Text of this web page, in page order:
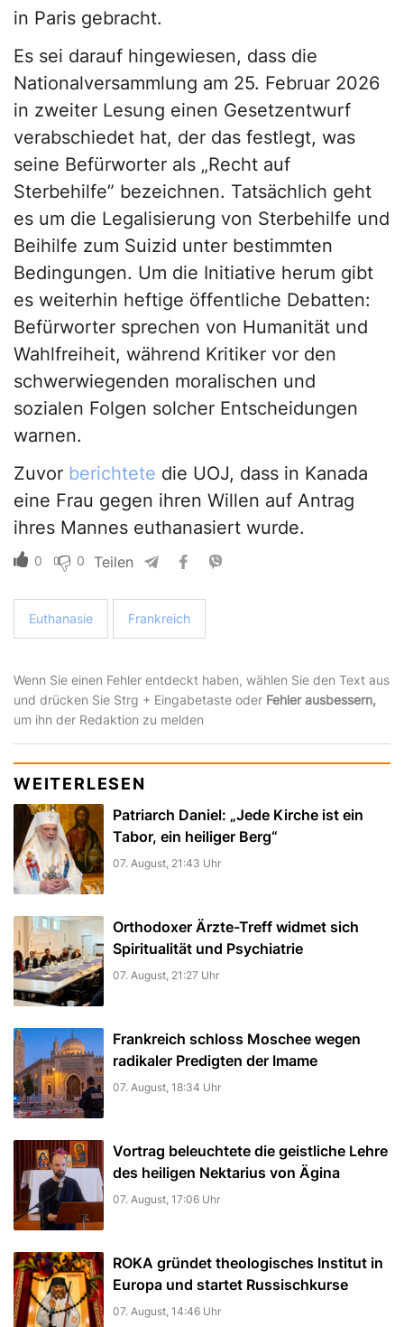
in Paris gebracht.
Es sei darauf hingewiesen, dass die
Nationalversammlung am 25. Februar 2026
in zweiter Lesung einen Gesetzentwurf
verabschiedet hat, der das festlegt, was
seine Befürworter als „Recht auf
Sterbehilfe” bezeichnen. Tatsächlich geht
es um die Legalisierung von Sterbehilfe und
Beihilfe zum Suizid unter bestimmten
Bedingungen. Um die Initiative herum gibt
es weiterhin heftige öffentliche Debatten:
Befürworter sprechen von Humanität und
Wahlfreiheit, während Kritiker vor den
schwerwiegenden moralischen und
sozialen Folgen solcher Entscheidungen
warnen.
Zuvor berichtete die UOJ, dass in Kanada
eine Frau gegen ihren Willen auf Antrag
ihres Mannes euthanasiert wurde.
0 0 Teilen
Euthanasie Frankreich
Wenn Sie einen Fehler entdeckt haben, wählen Sie den Text aus
und drücken Sie Strg + Eingabetaste oder Fehler ausbessern,
um ihn der Redaktion zu melden
WEITERLESEN
Patriarch Daniel: „Jede Kirche ist ein
Tabor, ein heiliger Berg“
07. August, 21:43 Uhr
Orthodoxer Ärzte-Treff widmet sich
Spiritualität und Psychiatrie
07. August, 21:27 Uhr
Frankreich schloss Moschee wegen
radikaler Predigten der Imame
07. August, 18:34 Uhr
Vortrag beleuchtete die geistliche Lehre
des heiligen Nektarius von Ägina
07. August, 17:06 Uhr
ROKA gründet theologisches Institut in
Europa und startet Russischkurse
07. August, 14:46 Uhr